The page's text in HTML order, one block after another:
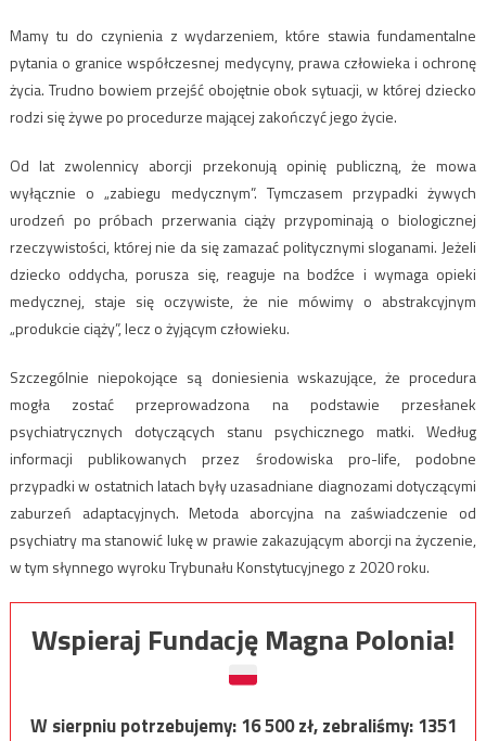
Mamy tu do czynienia z wydarzeniem, które stawia fundamentalne
pytania o granice współczesnej medycyny, prawa człowieka i ochronę
życia. Trudno bowiem przejść obojętnie obok sytuacji, w której dziecko
rodzi się żywe po procedurze mającej zakończyć jego życie.
Od lat zwolennicy aborcji przekonują opinię publiczną, że mowa
wyłącznie o „zabiegu medycznym”. Tymczasem przypadki żywych
urodzeń po próbach przerwania ciąży przypominają o biologicznej
rzeczywistości, której nie da się zamazać politycznymi sloganami. Jeżeli
dziecko oddycha, porusza się, reaguje na bodźce i wymaga opieki
medycznej, staje się oczywiste, że nie mówimy o abstrakcyjnym
„produkcie ciąży”, lecz o żyjącym człowieku.
Szczególnie niepokojące są doniesienia wskazujące, że procedura
mogła zostać przeprowadzona na podstawie przesłanek
psychiatrycznych dotyczących stanu psychicznego matki. Według
informacji publikowanych przez środowiska pro-life, podobne
przypadki w ostatnich latach były uzasadniane diagnozami dotyczącymi
zaburzeń adaptacyjnych. Metoda aborcyjna na zaświadczenie od
psychiatry ma stanowić lukę w prawie zakazującym aborcji na życzenie,
w tym słynnego wyroku Trybunału Konstytucyjnego z 2020 roku.
Wspieraj Fundację Magna Polonia!
W sierpniu potrzebujemy:16 500zł, zebraliśmy:1351